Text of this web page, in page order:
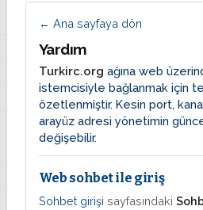
← Ana sayfaya dön
Yardım
Turkirc.org ağına web
istemcisiyle bağlanmak için
özetlenmiştir. Kesin port,
arayüz adresi yönetimin
değişebilir.
Web sohbet ile giriş
Sohbet girişi sayfasındaki